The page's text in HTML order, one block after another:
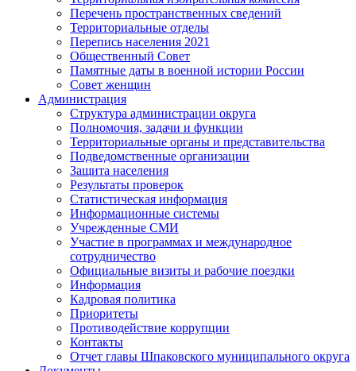
Перечень пространственных сведений
Территориальные отделы
Перепись населения 2021
Общественный Совет
Памятные даты в военной истории России
Совет женщин
Администрация
Структура администрации округа
Полномочия, задачи и функции
Территориальные органы и представительства
Подведомственные организации
Защита населения
Результаты проверок
Статистическая информация
Информационные системы
Учрежденные СМИ
Участие в программах и международное
сотрудничество
Официальные визиты и рабочие поездки
Информация
Кадровая политика
Приоритеты
Противодействие коррупции
Контакты
Отчет главы Шпаковского муниципального округа